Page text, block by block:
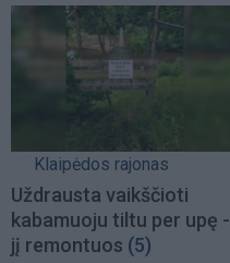
Klaipėdos rajonas
Uždrausta vaikščioti
kabamuoju tiltu per upę -
jį remontuos (5)